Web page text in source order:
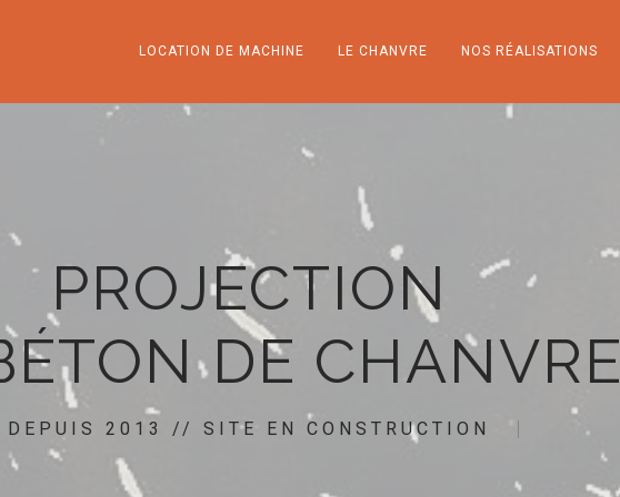
LOCATION DE MACHINE LE CHANVRE NOS RÉALISATIONS
PROJECTION
DE CHANVRE
DEPUIS 2013 // SITE EN CONSTRUCTION